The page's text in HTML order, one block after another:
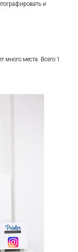
и
много места. Всего 1